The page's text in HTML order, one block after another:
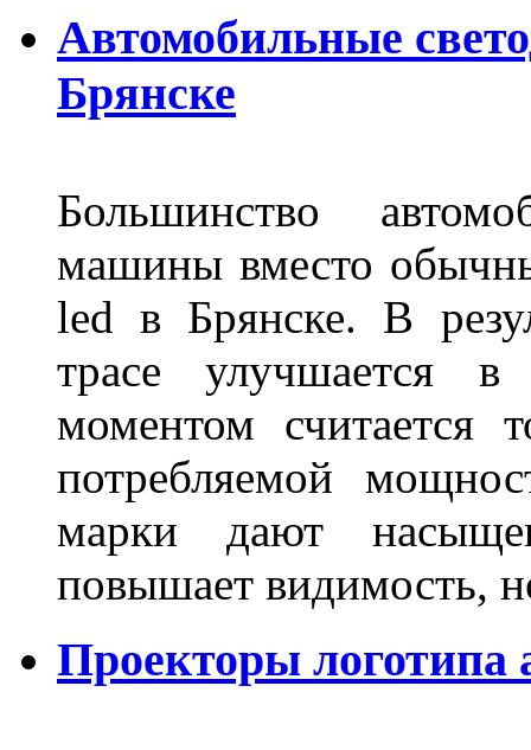
Автомобильные
Брянске
Большинство
машины вместо
led в Брянске. В
трасе улучшается
моментом считается
потребляемой
марки дают
повышает видимость,
Проекторы логотипа